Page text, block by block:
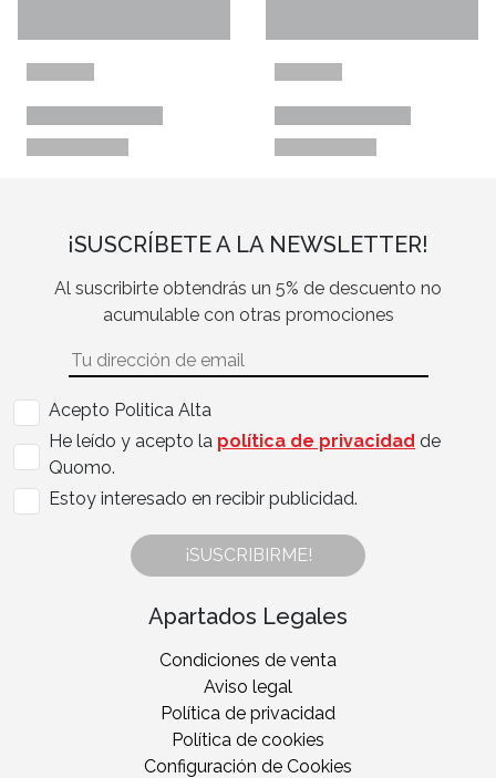
¡SUSCRÍBETE A LA NEWSLETTER!
Al suscribirte obtendrás un 5% de descuento no
acumulable con otras promociones
Acepto Politica Alta
He leído y acepto la política de privacidad de
Quomo.
Estoy interesado en recibir publicidad.
¡SUSCRIBIRME!
Apartados Legales
Condiciones de venta
Aviso legal
Política de privacidad
Política de cookies
Configuración de Cookies